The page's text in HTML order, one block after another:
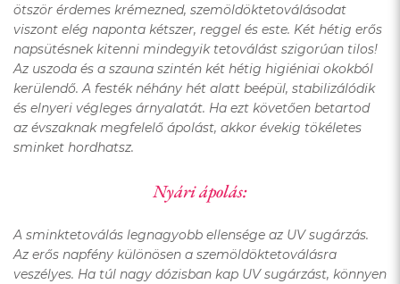
ötször érdemes krémezned, szemöldöktetoválásodat
viszont elég naponta kétszer, reggel és este. Két hétig erős
napsütésnek kitenni mindegyik tetoválást szigorúan tilos!
Az uszoda és a szauna szintén két hétig higiéniai okokból
kerülendő. A festék néhány hét alatt beépül, stabilizálódik
és elnyeri végleges árnyalatát. Ha ezt követően betartod
az évszaknak megfelelő ápolást, akkor évekig tökéletes
sminket hordhatsz.
Nyári ápolás:
A sminktetoválás legnagyobb ellensége az UV sugárzás.
Az erős napfény különösen a szemöldöktetoválásra
veszélyes. Ha túl nagy dózisban kap UV sugárzást, könnyen